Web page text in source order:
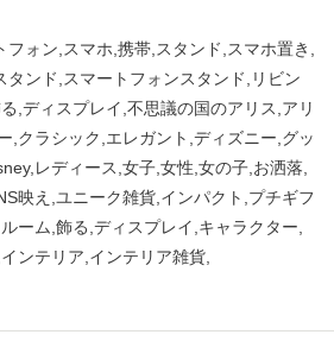
ォン,スマホ,携帯,スタンド,スマホ置き,
タンド,スマートフォンスタンド,リビン
,ディスプレイ,不思議の国のアリス,アリ
,クラシック,エレガント,ディズニー,グッ
レディース,女子,女性,女の子,お洒落,
映え,ユニーク雑貨,インパクト,プチギフ
ーム,飾る,ディスプレイ,キャラクター,
ンテリア,インテリア雑貨,